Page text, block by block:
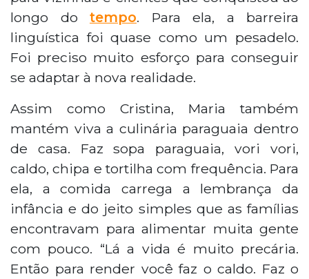
longo do tempo. Para ela, a barreira
linguística foi quase como um pesadelo.
Foi preciso muito esforço para conseguir
se adaptar à nova realidade.
Assim como Cristina, Maria também
mantém viva a culinária paraguaia dentro
de casa. Faz sopa paraguaia, vori vori,
caldo, chipa e tortilha com frequência. Para
ela, a comida carrega a lembrança da
infância e do jeito simples que as famílias
encontravam para alimentar muita gente
com pouco. “Lá a vida é muito precária.
Então para render você faz o caldo. Faz o